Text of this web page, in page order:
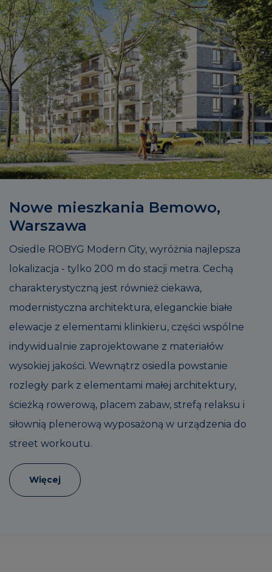
Nowe mieszkania Bemowo,
Warszawa
Osiedle ROBYG Modern City, wyróżnia najlepsza
lokalizacja - tylko 200 m do stacji metra. Cechą
charakterystyczną jest również ciekawa,
modernistyczna architektura, eleganckie białe
elewacje z elementami klinkieru, części wspólne
indywidualnie zaprojektowane z materiałów
wysokiej jakości. Wewnątrz osiedla powstanie
rozległy park z elementami małej architektury,
ścieżką rowerową, placem zabaw, strefą relaksu i
siłownią plenerową wyposażoną w urządzenia do
street workoutu.
Więcej